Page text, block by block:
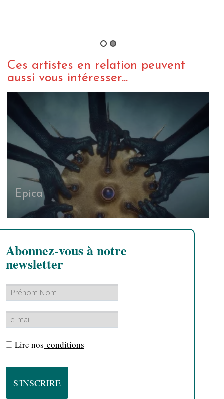
Ces artistes en relation peuvent
aussi vous intéresser...
Epica
Abonnez-vous à notre
newsletter
Lire nos conditions